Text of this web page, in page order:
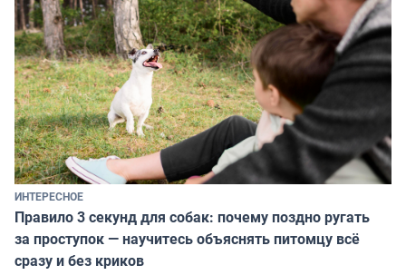
ИНТЕРЕСНОЕ
Правило 3 секунд для собак: почему поздно ругать
за проступок — научитесь объяснять питомцу всё
сразу и без криков